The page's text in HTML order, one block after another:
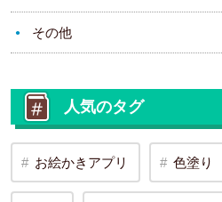
その他
人気のタグ
お絵かきアプリ 色塗り